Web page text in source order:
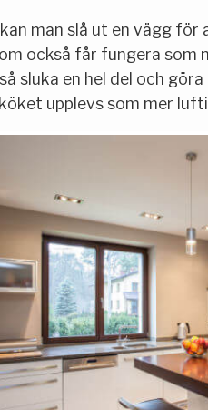
man slå ut en vägg
också får fungera
sluka en hel del och
upplevs som mer